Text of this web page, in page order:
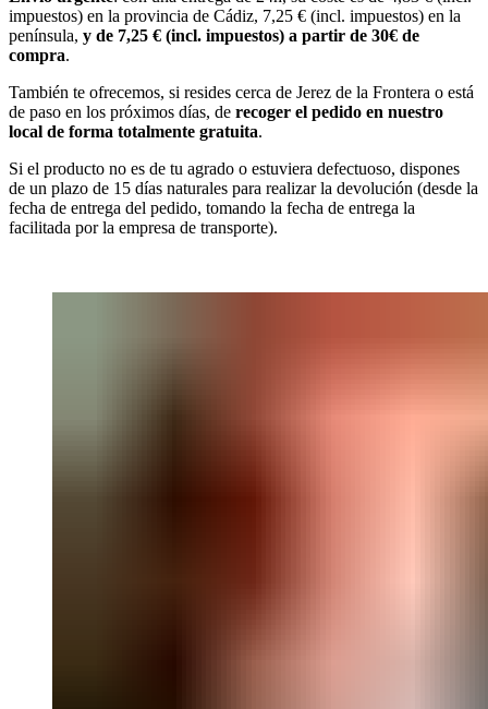
impuestos) en la provincia de Cádiz, 7,25 € (incl. impuestos) en la
península, y de 7,25 € (incl. impuestos) a partir de 30€ de
compra.
También te ofrecemos, si resides cerca de Jerez de la Frontera o está
de paso en los próximos días, de recoger el pedido en nuestro
local de forma totalmente gratuita.
Si el producto no es de tu agrado o estuviera defectuoso, dispones
de un plazo de 15 días naturales para realizar la devolución (desde la
fecha de entrega del pedido, tomando la fecha de entrega la
facilitada por la empresa de transporte).